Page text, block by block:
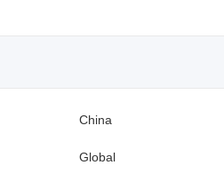
China
Global